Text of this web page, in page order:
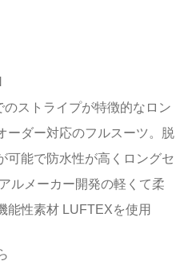
ストライプが特徴的なロン
ーダー対応のフルスーツ。脱
可能で防水性が高くロングセ
ルメーカー開発の軽くて柔
能性素材 LUFTEXを使用